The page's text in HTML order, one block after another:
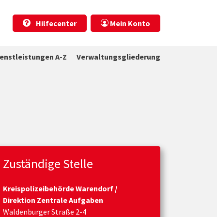
Hilfecenter Mein Konto
A-Z Verwaltungsgliederung
Zuständige Stelle
Kreispolizeibehörde Warendorf /
Direktion Zentrale Aufgaben
Waldenburger Straße 2-4